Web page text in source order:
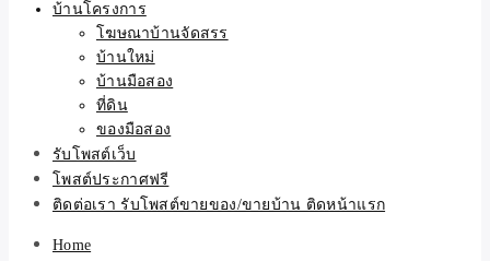
บ้านโครงการ
โฆษณาบ้านจัดสรร
บ้านใหม่
บ้านมือสอง
ที่ดิน
ของมือสอง
รับโพสต์เว็บ
โพสต์ประกาศฟรี
ติดต่อเรา รับโพสต์ขายของ/ขายบ้าน ติดหน้าแรก
Home